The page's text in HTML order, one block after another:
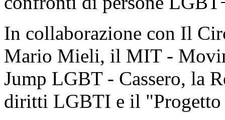
In collaborazione con Il
Mario Mieli, il MIT -
Jump LGBT - Cassero, la
diritti LGBTI e il